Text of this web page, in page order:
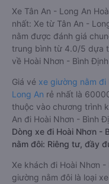
Xe Tân An - Long An
nhất: Xe từ Tân An -
nằm được đánh giá
trung bình từ 4.0/5 dựa
về Hoài Nhơn - Bình
Giá vé xe giường nằm đi
Long An rẻ nhất là
thuộc vào chương trình
An đi Hoài Nhơn - Bình
Dòng xe đi Hoài Nhơn -
nằm đôi: Riêng tư, đầy
Xe khách đi Hoài Nhơn
giường nằm đôi là loại